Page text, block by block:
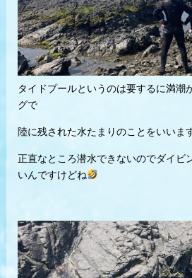
タイドプールというのは要するに満潮
グで
陸に残された水たまりのことをいいます
正直なところ潜水できないのでダイビ
いんですけどね